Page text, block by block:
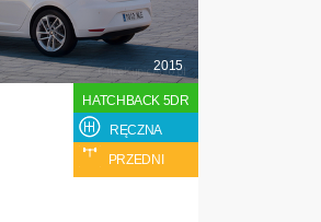
2015
HATCHBACK 5DR
RĘCZNA
PRZEDNI